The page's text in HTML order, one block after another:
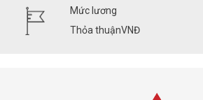
Mức lương
Thỏa thuậnVNĐ